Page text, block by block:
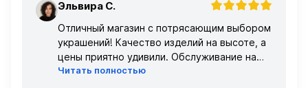
Э Эльвира С.
Отличный магазин с потрясающим выбором
украшений! Качество изделий на высоте, а
цены приятно удивили. Обслуживание на
высшем уровне – консультанты очень
Читать полностью